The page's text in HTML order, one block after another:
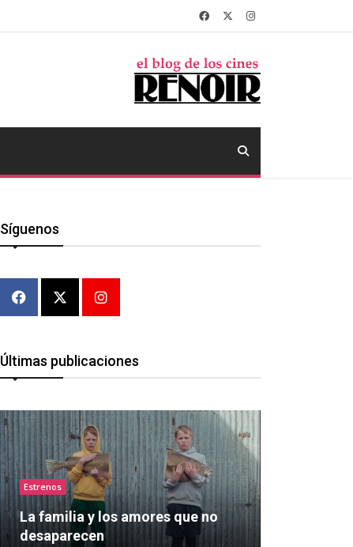
Síguenos
Últimas publicaciones
Estrenos
La familia y los amores que no
desaparecen